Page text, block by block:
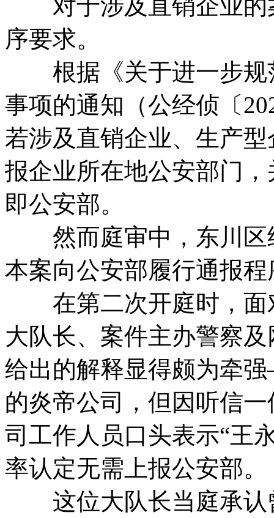
对于涉及直销企业的
序要求。
根据《关于进一步规
事项的通知（公经侦〔
若涉及直销企业、生产
报企业所在地公安部门
即公安部。
然而庭审中，东川区
本案向公安部履行通报程
在第二次开庭时，面
大队长、案件主办警察
给出的解释显得颇为牵
的炎帝公司，但因听信
司工作人员口头表示“王
率认定无需上报公安部。
这位大队长当庭承认